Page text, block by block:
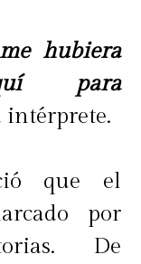
hubiera
para
intérprete.
que el
por
De